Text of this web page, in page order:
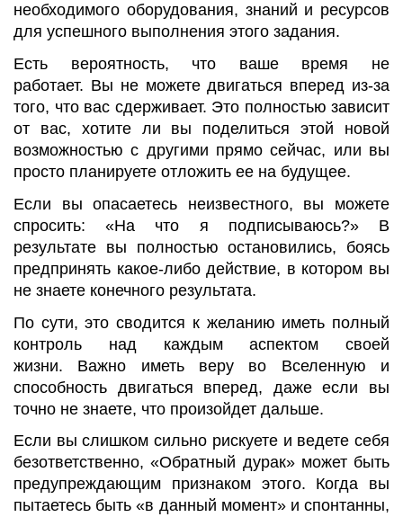
необходимого оборудования, знаний и ресурсов
для успешного выполнения этого задания.
Есть вероятность, что ваше время не
работает. Вы не можете двигаться вперед из-за
того, что вас сдерживает. Это полностью зависит
от вас, хотите ли вы поделиться этой новой
возможностью с другими прямо сейчас, или вы
просто планируете отложить ее на будущее.
Если вы опасаетесь неизвестного, вы можете
спросить: «На что я подписываюсь?» В
результате вы полностью остановились, боясь
предпринять какое-либо действие, в котором вы
не знаете конечного результата.
По сути, это сводится к желанию иметь полный
контроль над каждым аспектом своей
жизни. Важно иметь веру во Вселенную и
способность двигаться вперед, даже если вы
точно не знаете, что произойдет дальше.
Если вы слишком сильно рискуете и ведете себя
безответственно, «Обратный дурак» может быть
предупреждающим признаком этого. Когда вы
пытаетесь быть «в данный момент» и спонтанны,